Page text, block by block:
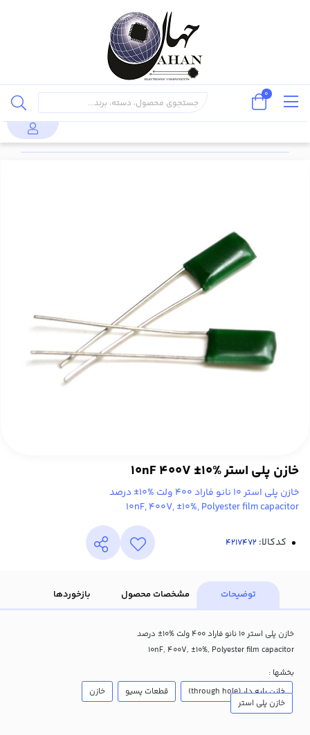
قطعات
خازن پایه دار
خازن
خازن پلی استر
10nF 400V
±10%
خازن پلی استر 10nF 400V ±10%
خازن پلی استر 10 نانو فاراد 400 ولت %10± درصد
10nF, 400V, ±10%, Polyester film capacitor
کدکالا:
توضیحات مشخصات محصول بازخوردها
خازن پلی استر 10 نانو فاراد 400 ولت %10± درصد
10nF, 400V, ±10%, Polyester film capacitor
بخشها :
خازن پایه دار (through hole)
قطعات پسیو
خازن
خازن پلی استر
0